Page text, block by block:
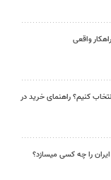
کنیم؟ راهنمای خرید در
را چه کسی میسازد؟